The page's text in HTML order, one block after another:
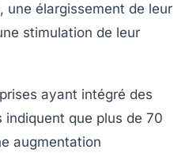
, une élargissement de leur
stimulation de leur
ayant intégré des
que plus de 70
augmentation